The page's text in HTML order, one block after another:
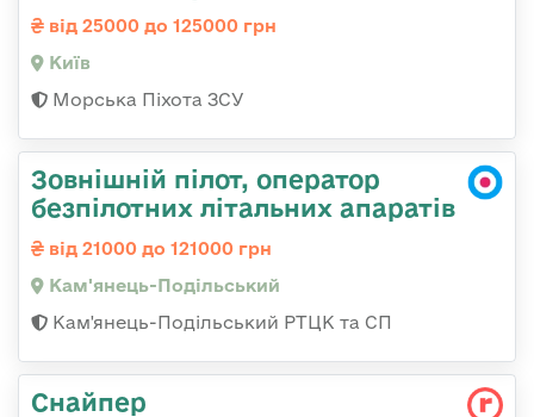
від 25000 до 125000 грн
Київ
Морська Піхота ЗСУ
Зовнішній пілот, оператор
безпілотних літальних апаратів
від 21000 до 121000 грн
Кам'янець-Подільський
Кам'янець-Подільський РТЦК та СП
Снайпер